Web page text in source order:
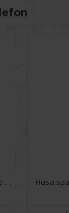
Husa spate pentru iPhone 14 Pro Max Keephone Kevilar Magsafe - Negru